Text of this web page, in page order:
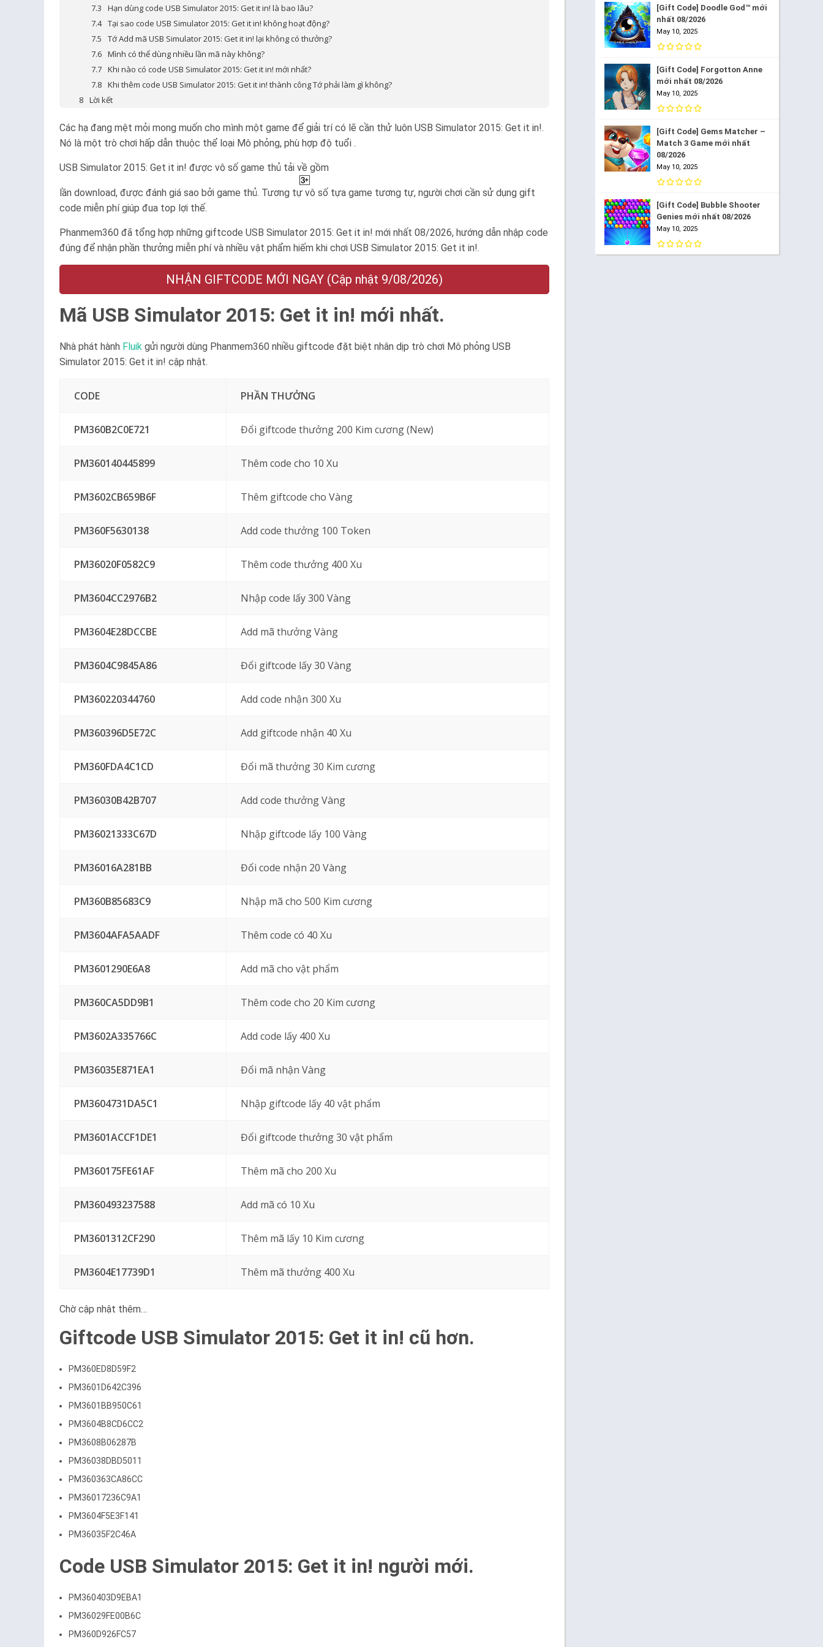
Hạn dùng code USB Simulator 2015: Get it in! là bao lâu?
Tại sao code USB Simulator 2015: Get it in! không hoạt động?
Tớ Add mã USB Simulator 2015: Get it in! lại không có thưởng?
Mình có thể dùng nhiều lần mã này không?
Khi nào có code USB Simulator 2015: Get it in! mới nhất?
Khi thêm code USB Simulator 2015: Get it in! thành công Tớ phải làm gì không?
Lời kết
Các hạ đang mệt mỏi mong muốn cho mình một game để giải trí có lẽ cần thử luôn USB Simulator 2015: Get it in!.
Nó là một trò chơi hấp dẫn thuộc thể loại Mô phỏng, phù hợp độ tuổi .
USB Simulator 2015: Get it in! được vô số game thủ tải về gồm
lần download, được đánh giá sao bởi game thủ. Tương tự vô số tựa game tương tự, người chơi cần sử dụng gift
code miễn phí giúp đua top lợi thế.
Phanmem360 đã tổng hợp những giftcode USB Simulator 2015: Get it in! mới nhất 08/2026, hướng dẫn nhập code
đúng để nhận phần thưởng miễn phí và nhiều vật phẩm hiếm khi chơi USB Simulator 2015: Get it in!.
NHẬN GIFTCODE MỚI NGAY (Cập nhật 9/08/2026)
Mã USB Simulator 2015: Get it in! mới nhất.
Nhà phát hành Fluik gửi người dùng Phanmem360 nhiều giftcode đặt biệt nhân dịp trò chơi Mô phỏng USB
Simulator 2015: Get it in! cập nhật.
CODE PHẦN THƯỞNG
PM360B2C0E721 Đổi giftcode thưởng 200 Kim cương (New)
PM360140445899 Thêm code cho 10 Xu
PM3602CB659B6F Thêm giftcode cho Vàng
PM360F5630138 Add code thưởng 100 Token
PM36020F0582C9 Thêm code thưởng 400 Xu
PM3604CC2976B2 Nhập code lấy 300 Vàng
PM3604E28DCCBE Add mã thưởng Vàng
PM3604C9845A86 Đổi giftcode lấy 30 Vàng
PM360220344760 Add code nhận 300 Xu
PM360396D5E72C Add giftcode nhận 40 Xu
PM360FDA4C1CD Đổi mã thưởng 30 Kim cương
PM36030B42B707 Add code thưởng Vàng
PM36021333C67D Nhập giftcode lấy 100 Vàng
PM36016A281BB Đổi code nhận 20 Vàng
PM360B85683C9 Nhập mã cho 500 Kim cương
PM3604AFA5AADF Thêm code có 40 Xu
PM3601290E6A8 Add mã cho vật phẩm
PM360CA5DD9B1 Thêm code cho 20 Kim cương
PM3602A335766C Add code lấy 400 Xu
PM36035E871EA1 Đổi mã nhận Vàng
PM3604731DA5C1 Nhập giftcode lấy 40 vật phẩm
PM3601ACCF1DE1 Đổi giftcode thưởng 30 vật phẩm
PM360175FE61AF Thêm mã cho 200 Xu
PM360493237588 Add mã có 10 Xu
PM3601312CF290 Thêm mã lấy 10 Kim cương
PM3604E17739D1 Thêm mã thưởng 400 Xu
Chờ cập nhật thêm…
Giftcode USB Simulator 2015: Get it in! cũ hơn.
PM360ED8D59F2
PM3601D642C396
PM3601BB950C61
PM3604B8CD6CC2
PM3608B06287B
PM36038DBD5011
PM360363CA86CC
PM36017236C9A1
PM3604F5E3F141
PM36035F2C46A
Code USB Simulator 2015: Get it in! người mới.
PM360403D9EBA1
PM36029FE00B6C
PM360D926FC57
[Gift Code] Doodle God™ mới
nhất 08/2026
May 10, 2025
[Gift Code] Forgotton Anne
mới nhất 08/2026
May 10, 2025
[Gift Code] Gems Matcher –
Match 3 Game mới nhất
08/2026
May 10, 2025
[Gift Code] Bubble Shooter
Genies mới nhất 08/2026
May 10, 2025